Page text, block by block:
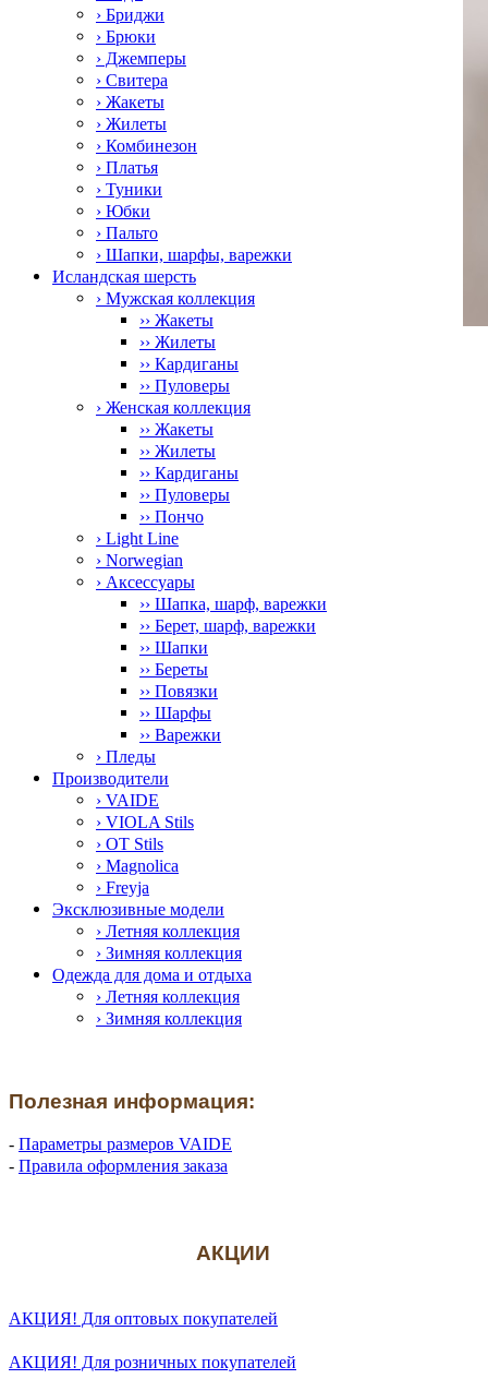
› Бриджи
› Брюки
› Джемперы
› Свитера
› Жакеты
› Жилеты
› Комбинезон
› Платья
› Туники
› Юбки
› Пальто
› Шапки, шарфы, варежки
Исландская шерсть
› Мужская коллекция
›› Жакеты
›› Жилеты
›› Кардиганы
›› Пуловеры
› Женская коллекция
›› Жакеты
›› Жилеты
›› Кардиганы
›› Пуловеры
›› Пончо
› Light Line
› Norwegian
› Аксессуары
›› Шапка, шарф, варежки
›› Берет, шарф, варежки
›› Шапки
›› Береты
›› Повязки
›› Шарфы
›› Варежки
› Пледы
Производители
› VAIDE
› VIOLA Stils
› OT Stils
› Magnolica
› Freyja
Эксклюзивные модели
› Летняя коллекция
› Зимняя коллекция
Одежда для дома и отдыха
› Летняя коллекция
› Зимняя коллекция
Полезная информация:
- Параметры размеров VAIDE
- Правила оформления заказа
АКЦИИ
АКЦИЯ! Для оптовых покупателей
АКЦИЯ! Для розничных покупателей